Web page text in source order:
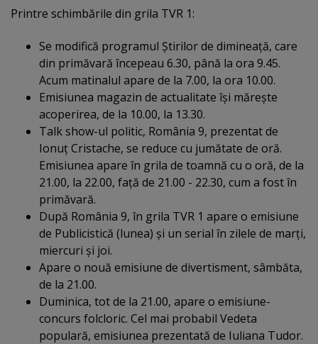
Printre schimbările din grila TVR 1:
Se modifică programul Ştirilor de dimineaţă, care
din primăvară începeau 6.30, până la ora 9.45.
Acum matinalul apare de la 7.00, la ora 10.00.
Emisiunea magazin de actualitate îşi măreşte
acoperirea, de la 10.00, la 13.30.
Talk show-ul politic, România 9, prezentat de
Ionuţ Cristache, se reduce cu jumătate de oră.
Emisiunea apare în grila de toamnă cu o oră, de la
21.00, la 22.00, faţă de 21.00 - 22.30, cum a fost în
primăvară.
După România 9, în grila TVR 1 apare o emisiune
de Publicistică (lunea) şi un serial în zilele de marţi,
miercuri şi joi.
Apare o nouă emisiune de divertisment, sâmbăta,
de la 21.00.
Duminica, tot de la 21.00, apare o emisiune-
concurs folcloric. Cel mai probabil Vedeta
populară, emisiunea prezentată de Iuliana Tudor.